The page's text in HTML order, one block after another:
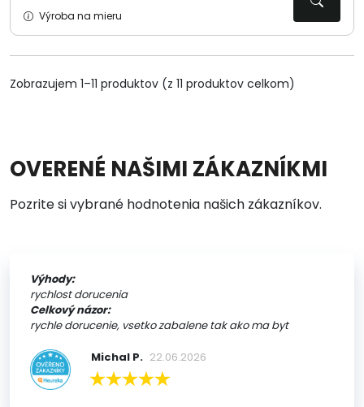
Výroba na mieru
Zobrazujem 1–11 produktov (z 11 produktov celkom)
OVERENÉ NAŠIMI ZÁKAZNÍKMI
Pozrite si vybrané hodnotenia našich zákazníkov.
Výhody:
rychlost dorucenia
Celkový názor:
rychle dorucenie, vsetko zabalene tak ako ma byt
Michal P. 22.06.2026